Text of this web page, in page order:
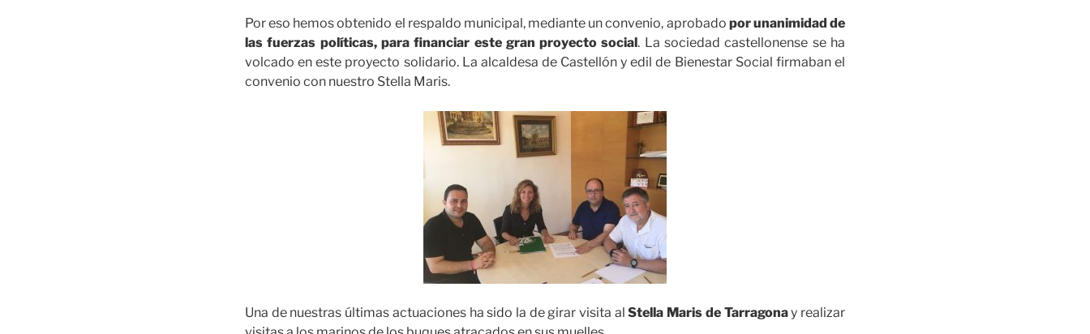
Por eso hemos obtenido el respaldo municipal, mediante un convenio, aprobado por unanimidad de
las fuerzas políticas, para financiar este gran proyecto social. La sociedad castellonense se ha
volcado en este proyecto solidario. La alcaldesa de Castellón y edil de Bienestar Social firmaban el
convenio con nuestro Stella Maris.
Una de nuestras últimas actuaciones ha sido la de girar visita alStella Maris de Tarragonay realizar